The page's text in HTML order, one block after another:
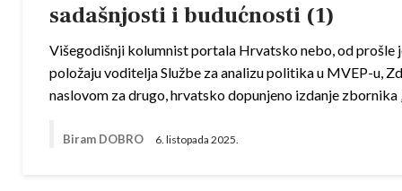
sadašnjosti i budućnosti (1)
Višegodišnji kolumnist portala Hrvatsko nebo, od prošle
položaju voditelja Službe za analizu politika u MVEP-u,
naslovom za drugo, hrvatsko dopunjeno izdanje
Biram DOBRO 6. listopada 2025.